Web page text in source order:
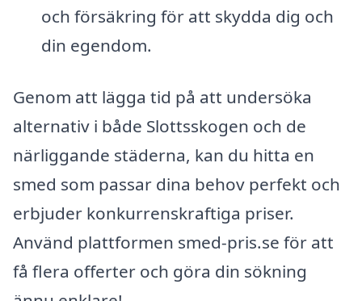
och försäkring för att skydda dig och
din egendom.
Genom att lägga tid på att undersöka
alternativ i både Slottsskogen och de
närliggande städerna, kan du hitta en
smed som passar dina behov perfekt och
erbjuder konkurrenskraftiga priser.
Använd plattformen smed-pris.se för att
få flera offerter och göra din sökning